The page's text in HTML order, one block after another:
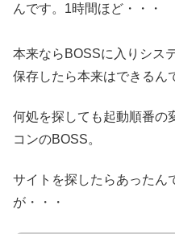
んです。1時間ほど・・・
本来ならBOSSに入りシス
保存したら本来はできるん
何処を探しても起動順番の
コンのBOSS。
サイトを探したらあったん
が・・・